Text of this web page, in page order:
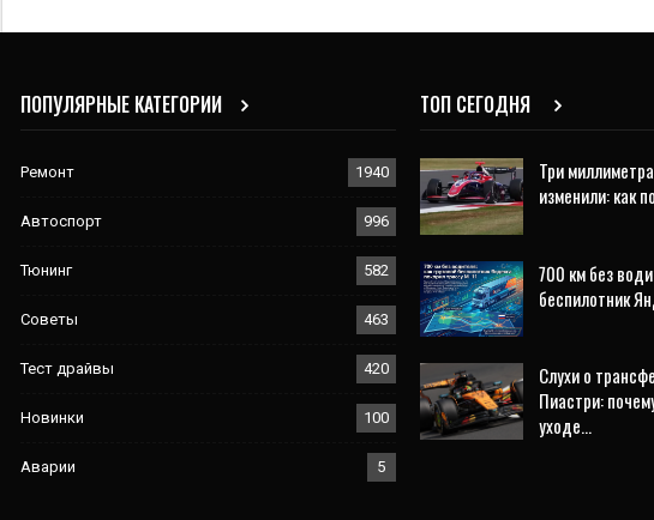
ПОПУЛЯРНЫЕ КАТЕГОРИИ
Ремонт 1940
Автоспорт 996
Тюнинг 582
Советы 463
Тест драйвы 420
Новинки 100
Аварии 5
ТОП СЕГОДНЯ
Три
изменили: как
700 км без
беспилотник
Слухи о
Пиастри:
уходе…